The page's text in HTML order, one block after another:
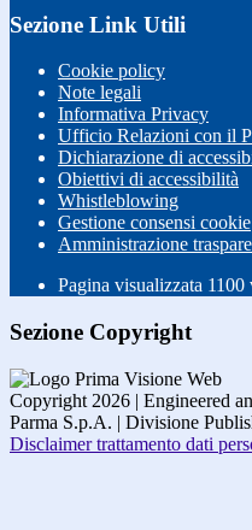
Sezione Link Utili
Cookie policy
Note legali
Informativa Privacy
Ufficio Relazioni con il
Dichiarazione di
Obiettivi di accessibilità
Whistleblowing
Gestione consensi cookie
Amministrazione
Pagina visualizzata 1100
Sezione Copyright
Copyright 2026 | Engineered
Parma S.p.A. | Divisione
Disclaimer trattamento dati